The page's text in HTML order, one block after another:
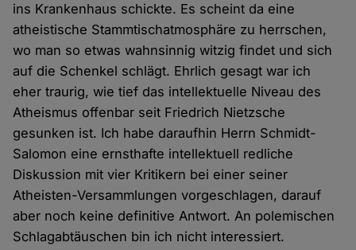
ins Krankenhaus schickte. Es scheint da eine
atheistische Stammtischatmosphäre zu herrschen,
wo man so etwas wahnsinnig witzig findet und sich
auf die Schenkel schlägt. Ehrlich gesagt war ich
eher traurig, wie tief das intellektuelle Niveau des
Atheismus offenbar seit Friedrich Nietzsche
gesunken ist. Ich habe daraufhin Herrn Schmidt-
Salomon eine ernsthafte intellektuell redliche
Diskussion mit vier Kritikern bei einer seiner
Atheisten-Versammlungen vorgeschlagen, darauf
aber noch keine definitive Antwort. An polemischen
Schlagabtäuschen bin ich nicht interessiert.